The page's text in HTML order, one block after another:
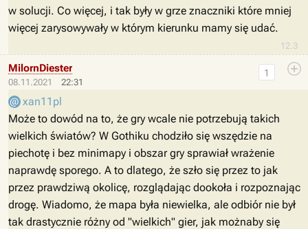
12.3
w solucji. Co więcej, i tak były w grze znaczniki które mniej
więcej zarysowywały w którym kierunku mamy się udać.
08.11.2021 22:31
1
MilornDiester
xan11pl
Może to dowód na to, że gry wcale nie potrzebują takich
wielkich światów? W Gothiku chodziło się wszędzie na
piechotę i bez minimapy i obszar gry sprawiał wrażenie
naprawdę sporego. A to dlatego, że szło się przez to jak
przez prawdziwą okolicę, rozglądając dookoła i rozpoznając
drogę. Wiadomo, że mapa była niewielka, ale odbiór nie był
tak drastycznie różny od "wielkich" gier, jak możnaby się